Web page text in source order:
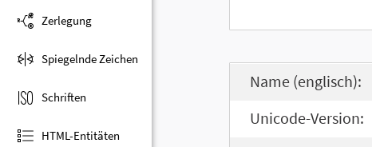
Zerlegung
Spiegelnde Zeichen
Schriften
HTML-Entitäten
Name (englisch):
Unicode-Version: